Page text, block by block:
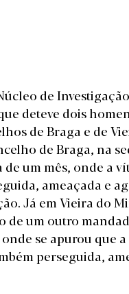
de
deteve dois
de Braga e de
de Braga, na
um mês, onde a
ameaçada e
Já em Vieira do
um outro
se apurou que
perseguida,